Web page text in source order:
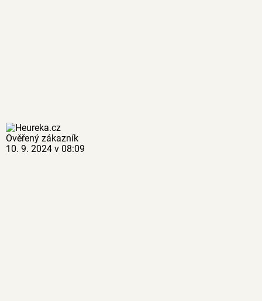
Ověřený zákazník
10. 9. 2024 v 08:09